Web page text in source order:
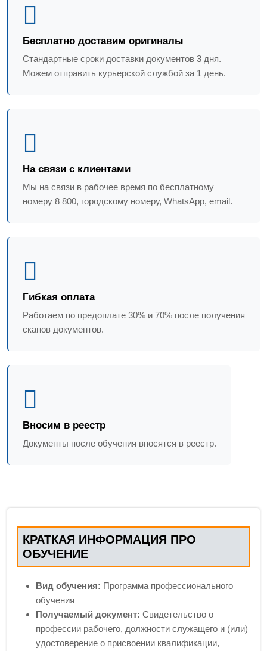
Бесплатно доставим оригиналы
Стандартные сроки доставки документов 3 дня.
Можем отправить курьерской службой за 1 день.
На связи с клиентами
Мы на связи в рабочее время по бесплатному
номеру 8 800, городскому номеру, WhatsApp, email.
Гибкая оплата
Работаем по предоплате 30% и 70% после получения
сканов документов.
Вносим в реестр
Документы после обучения вносятся в реестр.
КРАТКАЯ ИНФОРМАЦИЯ ПРО
ОБУЧЕНИЕ
Вид обучения: Программа профессионального
обучения
Получаемый документ: Свидетельство о
профессии рабочего, должности служащего и (или)
удостоверение о присвоении квалификации,